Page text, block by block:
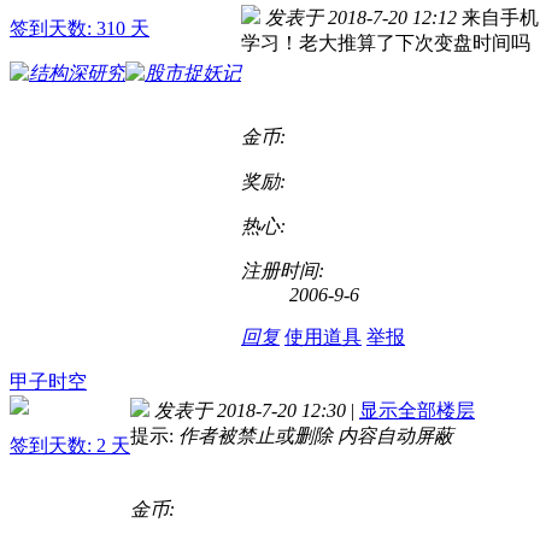
签到天数: 310 天
发表于 2018-7-20 12:12 来自手机
学习！老大推算了下次变盘时间吗
金币:
奖励:
热心:
注册时间:
2006-9-6
回复 使用道具 举报
甲子时空
签到天数: 2 天
发表于 2018-7-20 12:30 | 显示全部楼层
提示: 作者被禁止或删除 内容自动屏蔽
金币: